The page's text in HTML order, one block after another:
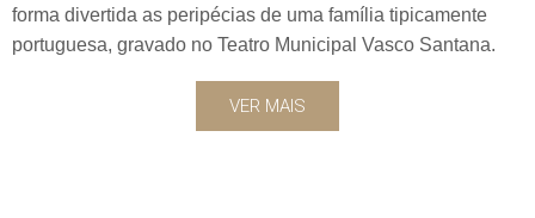
forma divertida as peripécias de uma família tipicamente
portuguesa, gravado no Teatro Municipal Vasco Santana.
VER MAIS